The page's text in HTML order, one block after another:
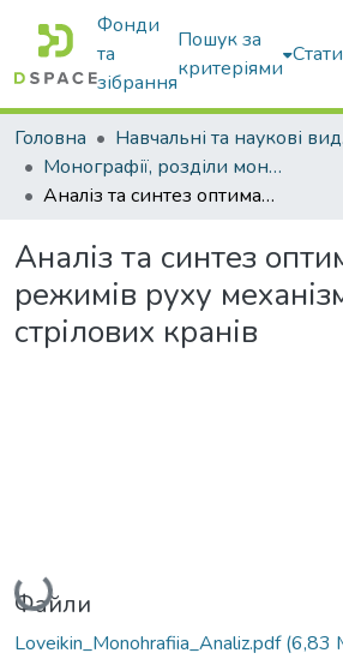
Фонди
та
зібрання
Пошук за
критеріями
Головна
Монографії, розділи монографій, доповіді
Аналіз та синтез оптимальних режимів руху механізмів стрілових кранів
Аналіз та синтез
режимів руху
стрілових кранів
Вантажиться...
Файли
Loveikin_Monohrafiia_Analiz.pdf(6,83